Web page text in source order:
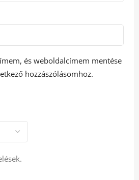
és weboldalcímem mentése
hozzászólásomhoz.